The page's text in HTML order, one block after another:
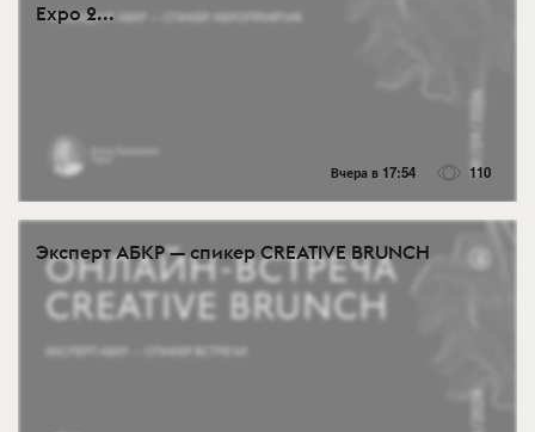
Expo 2...
Вчера в 17:54 110
Эксперт АБКР — спикер CREATIVE BRUNCH